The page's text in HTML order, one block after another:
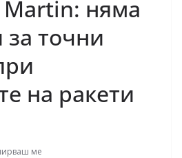
Martin: няма
точни
на ракети
ме